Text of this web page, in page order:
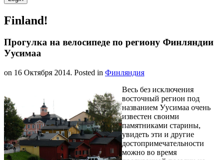
Finland!
Прогулка на велосипеде по региону Финляндии
Уусимаа
on 16 Октября 2014. Posted in Финляндия
Весь без исключения
восточный регион под
названием Уусимаа очень
известен своими
памятниками старины,
увидеть эти и другие
достопримечательности
можно во время